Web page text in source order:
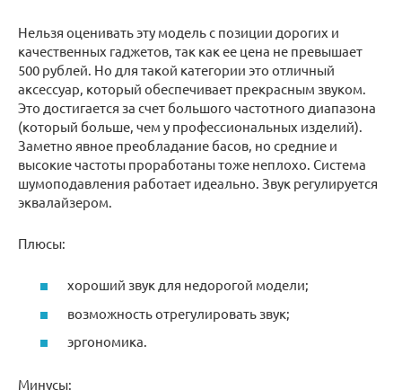
Нельзя оценивать эту модель с позиции дорогих и
качественных гаджетов, так как ее цена не превышает
500 рублей. Но для такой категории это отличный
аксессуар, который обеспечивает прекрасным звуком.
Это достигается за счет большого частотного диапазона
(который больше, чем у профессиональных изделий).
Заметно явное преобладание басов, но средние и
высокие частоты проработаны тоже неплохо. Система
шумоподавления работает идеально. Звук регулируется
эквалайзером.
Плюсы:
хороший звук для недорогой модели;
возможность отрегулировать звук;
эргономика.
Минусы: